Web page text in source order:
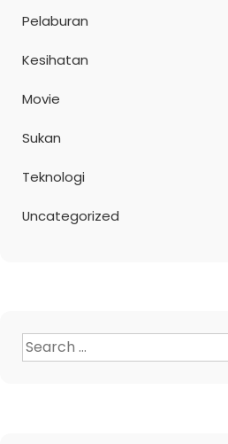
Pelaburan
Kesihatan
Movie
Sukan
Teknologi
Uncategorized